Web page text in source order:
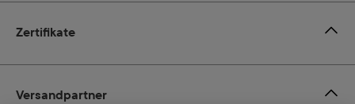
Zertifikate
Versandpartner